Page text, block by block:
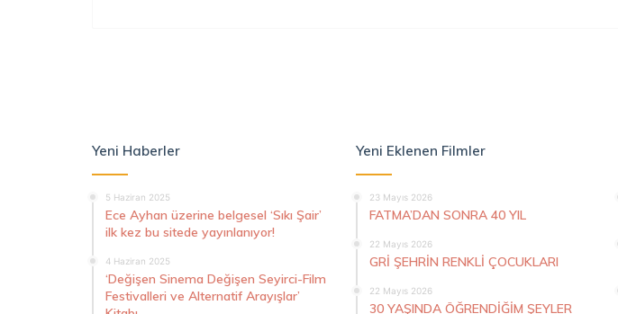
Yeni Haberler
5 Haziran 2025
Ece Ayhan üzerine belgesel ‘Sıkı Şair’
ilk kez bu sitede yayınlanıyor!
4 Haziran 2025
‘Değişen Sinema Değişen Seyirci-Film
Festivalleri ve Alternatif Arayışlar’
Yeni Eklenen Filmler
23 Mayıs 2026
FATMA’DAN SONRA 40 YIL
22 Mayıs 2026
GRİ ŞEHRİN RENKLİ ÇOCUKLARI
22 Mayıs 2026
30 YAŞINDA ÖĞRENDİĞİM ŞEYLER